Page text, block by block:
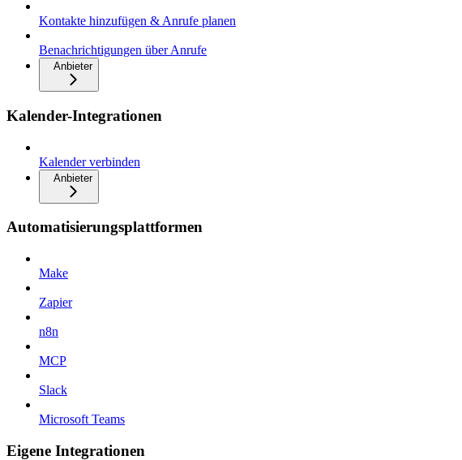
Kontakte hinzufügen & Anrufe planen
Benachrichtigungen über Anrufe
Anbieter
Kalender-Integrationen
Kalender verbinden
Anbieter
Automatisierungsplattformen
Make
Zapier
n8n
MCP
Slack
Microsoft Teams
Eigene Integrationen